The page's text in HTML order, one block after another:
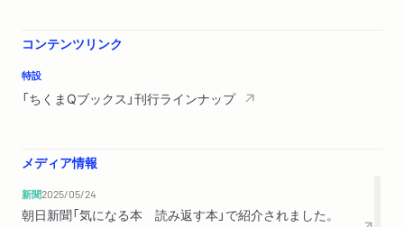
コンテンツリンク
特設
「ちくまQブックス」刊行ラインナップ
メディア情報
新聞2025/05/24
朝日新聞「気になる本 読み返す本」で紹介されました。